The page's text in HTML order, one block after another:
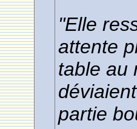
"Elle
attente
table au
partie